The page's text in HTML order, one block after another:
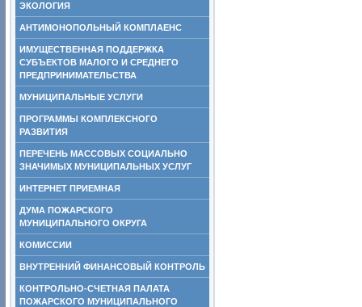
ЭКОЛОГИЯ
АНТИМОНОПОЛЬНЫЙ КОМПЛАЕНС
ИМУЩЕСТВЕННАЯ ПОДДЕРЖКА
СУБЪЕКТОВ МАЛОГО И СРЕДНЕГО
ПРЕДПРИНИМАТЕЛЬСТВА
МУНИЦИПАЛЬНЫЕ УСЛУГИ
ПРОГРАММЫ КОМПЛЕКСНОГО
РАЗВИТИЯ
ПЕРЕЧЕНЬ МАССОВЫХ СОЦИАЛЬНО
ЗНАЧИМЫХ МУНИЦИПАЛЬНЫХ УСЛУГ
ИНТЕРНЕТ ПРИЕМНАЯ
ДУМА ПОЖАРСКОГО
МУНИЦИПАЛЬНОГО ОКРУГА
КОМИССИИ
ВНУТРЕННИЙ ФИНАНСОВЫЙ КОНТРОЛЬ
КОНТРОЛЬНО-СЧЕТНАЯ ПАЛАТА
ПОЖАРСКОГО МУНИЦИПАЛЬНОГО